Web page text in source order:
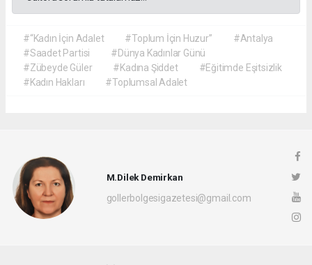
#“Kadın İçin Adalet #Toplum İçin Huzur”
#Antalya
#Saadet Partisi
#Dünya Kadınlar Günü
#Zübeyde Güler
#Kadına Şiddet
#Eğitimde Eşitsizlik
#Kadın Hakları
#Toplumsal Adalet
M.Dilek Demirkan
gollerbolgesigazetesi@gmail.com